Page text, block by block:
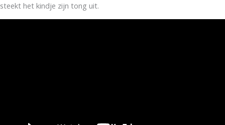
steekt het kindje zijn tong uit.